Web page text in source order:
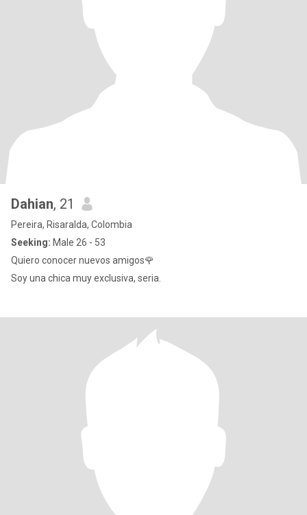
Dahian, 21
Pereira, Risaralda, Colombia
Seeking: Male 26 - 53
Quiero conocer nuevos amigos🌹
Soy una chica muy exclusiva, seria.